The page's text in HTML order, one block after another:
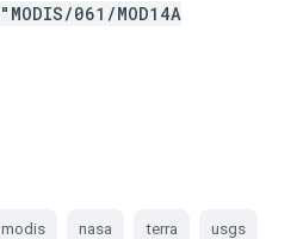
061/MOD14A
modis nasa terra usgs